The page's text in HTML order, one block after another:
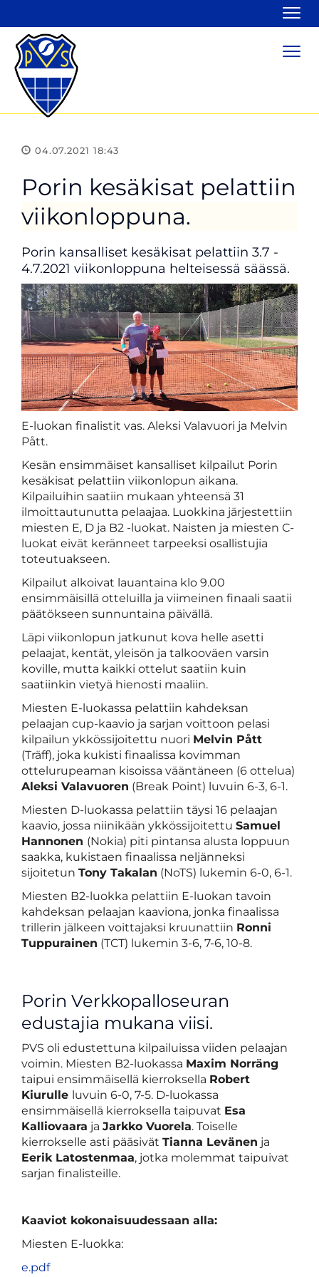
04.07.2021 18:43
Porin kesäkisat pelattiin
viikonloppuna.
Porin kansalliset kesäkisat pelattiin 3.7 -
4.7.2021 viikonloppuna helteisessä säässä.
E-luokan finalistit vas. Aleksi Valavuori ja Melvin
Pått.
Kesän ensimmäiset kansalliset kilpailut Porin
kesäkisat pelattiin viikonlopun aikana.
Kilpailuihin saatiin mukaan yhteensä 31
ilmoittautunutta pelaajaa. Luokkina järjestettiin
miesten E, D ja B2 -luokat. Naisten ja miesten C-
luokat eivät keränneet tarpeeksi osallistujia
toteutuakseen.
Kilpailut alkoivat lauantaina klo 9.00
ensimmäisillä otteluilla ja viimeinen finaali saatii
päätökseen sunnuntaina päivällä.
Läpi viikonlopun jatkunut kova helle asetti
pelaajat, kentät, yleisön ja talkooväen varsin
koville, mutta kaikki ottelut saatiin kuin
saatiinkin vietyä hienosti maaliin.
Miesten E-luokassa pelattiin kahdeksan
pelaajan cup-kaavio ja sarjan voittoon pelasi
kilpailun ykkössijoitettu nuori Melvin Pått
(Träff), joka kukisti finaalissa kovimman
ottelurupeaman kisoissa vääntäneen (6 ottelua)
Aleksi Valavuoren (Break Point) luvuin 6-3, 6-1.
Miesten D-luokassa pelattiin täysi 16 pelaajan
kaavio, jossa niinikään ykkössijoitettu Samuel
Hannonen (Nokia) piti pintansa alusta loppuun
saakka, kukistaen finaalissa neljänneksi
sijoitetun Tony Takalan (NoTS) lukemin 6-0, 6-1.
Miesten B2-luokka pelattiin E-luokan tavoin
kahdeksan pelaajan kaaviona, jonka finaalissa
trillerin jälkeen voittajaksi kruunattiin Ronni
Tuppurainen (TCT) lukemin 3-6, 7-6, 10-8.
Porin Verkkopalloseuran
edustajia mukana viisi.
PVS oli edustettuna kilpailuissa viiden pelaajan
voimin. Miesten B2-luokassa Maxim Norräng
taipui ensimmäisellä kierroksella Robert
Kiurulle luvuin 6-0, 7-5. D-luokassa
ensimmäisellä kierroksella taipuvat Esa
Kalliovaara ja Jarkko Vuorela. Toiselle
kierrokselle asti pääsivät Tianna Levänen ja
Eerik Latostenmaa, jotka molemmat taipuivat
sarjan finalisteille.
Kaaviot kokonaisuudessaan alla:
Miesten E-luokka:
e.pdf